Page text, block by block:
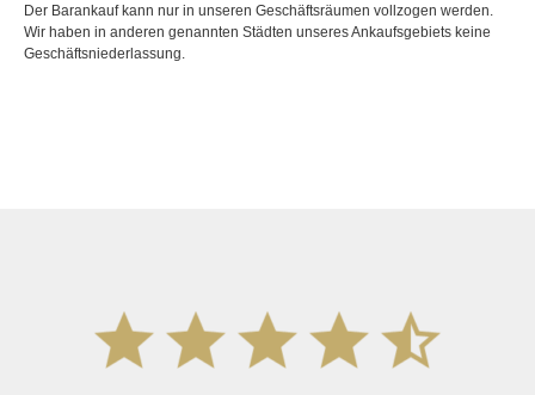
Der Barankauf kann nur in unseren Geschäftsräumen vollzogen werden.
Wir haben in anderen genannten Städten unseres Ankaufsgebiets keine
Geschäftsniederlassung.